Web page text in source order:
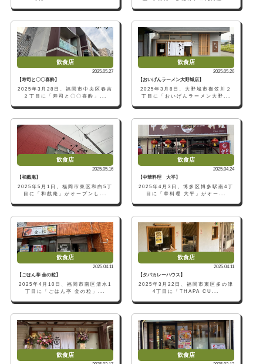
飲食店
2025.05.27
【寿司と〇〇喜酔】
2025年3月28日、福岡市中央区春吉
２丁目に「寿司と〇〇喜酔」...
飲食店
2025.05.26
【おいげんラーメン大野城店】
2025年3月8日、大野城市御笠川２
丁目に「おいげんラーメン大野...
飲食店
2025.05.16
【和戲庵】
2025年5月1日、福岡市東区和白5丁
目に「和戲庵」がオープンし...
飲食店
2025.04.24
【中華料理 大平】
2025年4月3日、博多区博多駅南4丁
目に「華料理 大平」がオー...
飲食店
2025.04.11
【ごはん亭 金の粒】
2025年4月10日、福岡市南区清水1
丁目に「ごはん亭 金の粒」...
飲食店
2025.04.11
【タパカレーハウス】
2025年3月22日、福岡市東区多の津
4丁目に「THAPA CU...
飲食店 飲食店